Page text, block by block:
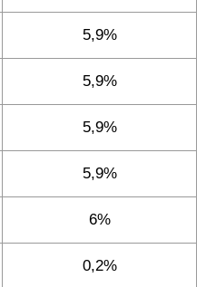
5,9%
5,9%
5,9%
5,9%
6%
0,2%